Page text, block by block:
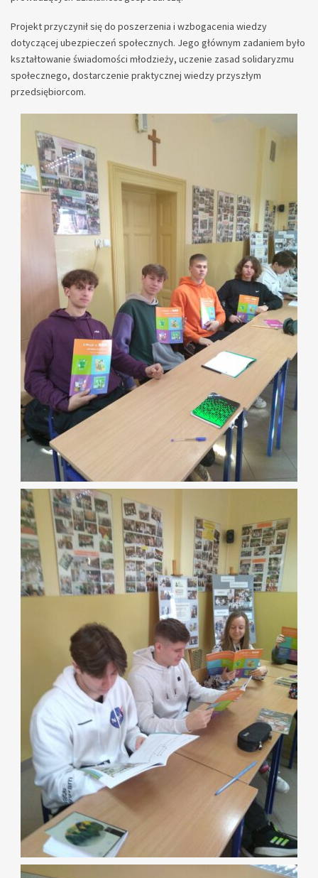
Projekt przyczynił się do poszerzenia i wzbogacenia wiedzy
dotyczącej ubezpieczeń społecznych. Jego głównym zadaniem było
kształtowanie świadomości młodzieży, uczenie zasad solidaryzmu
społecznego, dostarczenie praktycznej wiedzy przyszłym
przedsiębiorcom.